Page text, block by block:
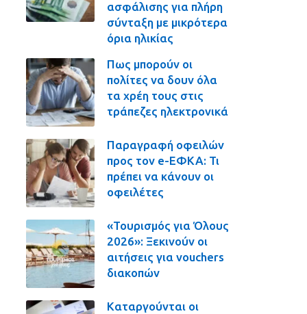
ασφάλισης για πλήρη
σύνταξη με μικρότερα
όρια ηλικίας
Πως μπορούν οι
πολίτες να δουν όλα
τα χρέη τους στις
τράπεζες ηλεκτρονικά
Παραγραφή οφειλών
προς τον e-ΕΦΚΑ: Τι
πρέπει να κάνουν οι
οφειλέτες
«Τουρισμός για Όλους
2026»: Ξεκινούν οι
αιτήσεις για vouchers
διακοπών
Καταργούνται οι